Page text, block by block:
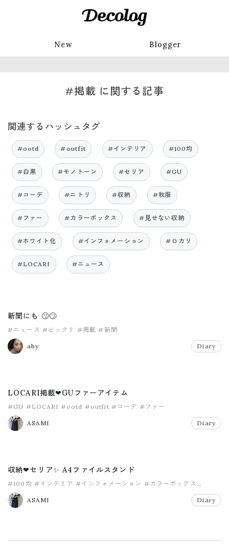
New Blogger
#掲載 に関する記事
関連するハッシュタグ
#ootd #outfit #インテリア #100均
#白黒 #モノトーン #セリア #GU
#コーデ #ニトリ #収納 #秋服
#ファー #カラーボックス #見せない収納
#ホワイト化 #インフォメーション #ロカリ
#LOCARI #ニュース
新聞にも 🙄🙄
#ニュース #ビックリ #掲載 #新聞
aby Diary
LOCARI掲載❤GUファーアイテム
#GU #LOCARI #ootd #outfit #コーデ #ファー
ASAMI Diary
収納❤セリア✨ A4ファイルスタンド
#100均 #インテリア #インフォメーション #カラーボックス
#セリア
ASAMI
Diary